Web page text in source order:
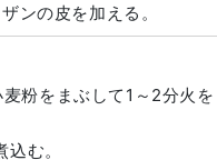
ンの皮を加える。
粉をまぶして1～2分火を
む。